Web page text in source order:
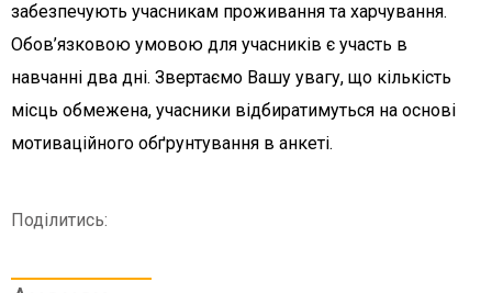
забезпечують учасникам проживання та харчування.
Обов’язковою умовою для учасників є участь в
навчанні два дні. Звертаємо Вашу увагу, що кількість
місць обмежена, учасники відбиратимуться на основі
мотиваційного обґрунтування в анкеті.
Поділитись: